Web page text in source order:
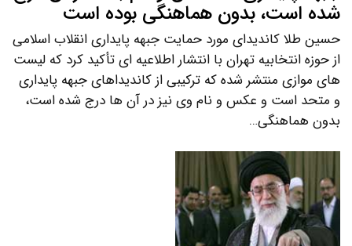
شده است، بدون هماهنگی بوده است
حسین طلا کاندیدای مورد حمایت جبهه پایداری انقلاب اسلامی
از حوزه انتخابیه تهران با انتشار اطلاعیه ای تأکید کرد که لیست
های موازی منتشر شده که ترکیبی از کاندیداهای جبهه پایداری
و متحد است و عکس و نام وی نیز در آن ها درج شده است،
بدون هماهنگی…